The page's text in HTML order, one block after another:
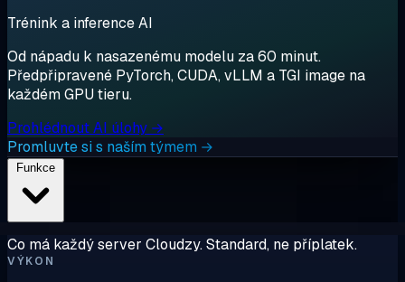
Trénink a inference AI
Od nápadu k nasazenému modelu za 60 minut.
Předpřipravené PyTorch, CUDA, vLLM a TGI image na
každém GPU tieru.
Prohlédnout AI úlohy →
Promluvte si s naším týmem →
Co má každý server Cloudzy. Standard, ne příplatek.
VÝKON